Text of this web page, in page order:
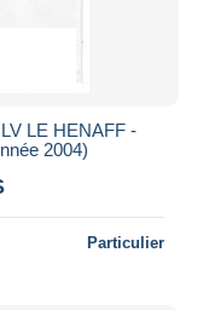
LE HENAFF -
2004)
Particulier